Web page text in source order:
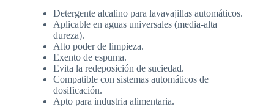
Detergente alcalino para lavavajillas automáticos.
Aplicable en aguas universales (media-alta
dureza).
Alto poder de limpieza.
Exento de espuma.
Evita la redeposición de suciedad.
Compatible con sistemas automáticos de
dosificación.
Apto para industria alimentaria.